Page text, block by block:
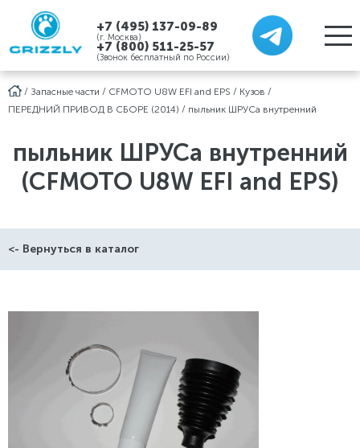
+7 (495) 137-09-89
(г. Москва)
+7 (800) 511-25-57
(Звонок бесплатный по России)
/ Запасные части / CFMOTO U8W EFI and EPS / Кузов /
ПЕРЕДНИЙ ПРИВОД В СБОРЕ (2014) / пыльник ШРУСа внутренний
пыльник ШРУСа внутренний
(CFMOTO U8W EFI and EPS)
<- Вернуться в каталог